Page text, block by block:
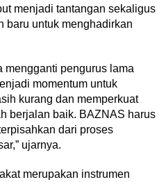
menjadi tantangan sekaligus
baru untuk menghadirkan
mengganti pengurus lama
momentum untuk
kurang dan memperkuat
berjalan baik. BAZNAS harus
dari proses
ujarnya.
merupakan instrumen